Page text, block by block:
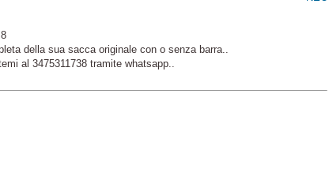
della sua sacca originale con o senza barra..
al 3475311738 tramite whatsapp..